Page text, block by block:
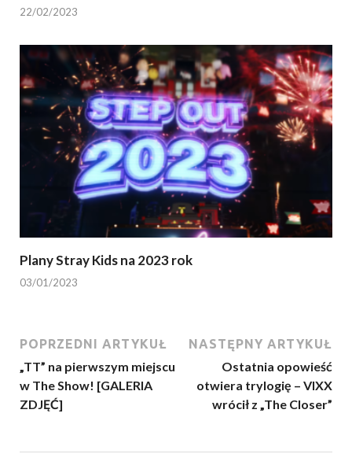
22/02/2023
Plany Stray Kids na 2023 rok
03/01/2023
POPRZEDNI ARTYKUŁ
„TT” na pierwszym miejscu
w The Show! [GALERIA
ZDJĘĆ]
NASTĘPNY ARTYKUŁ
Ostatnia opowieść
otwiera trylogię – VIXX
wrócił z „The Closer”